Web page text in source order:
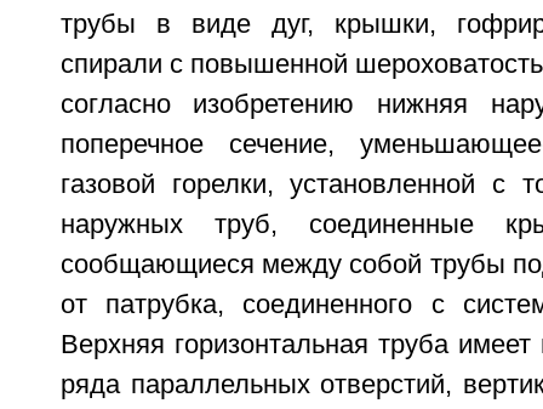
трубы в виде дуг, крышки,
спирали с повышенной
согласно изобретению нижняя
поперечное сечение,
газовой горелки, установленной с
наружных труб, соединенные
сообщающиеся между собой трубы
от патрубка, соединенного с
Верхняя горизонтальная труба
ряда параллельных отверстий,